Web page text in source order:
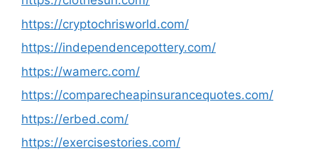
https://cryptochrisworld.com/
https://independencepottery.com/
https://wamerc.com/
https://comparecheapinsurancequotes.com/
https://erbed.com/
https://exercisestories.com/